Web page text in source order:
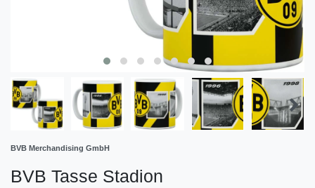
BVB Merchandising GmbH
BVB Tasse Stadion